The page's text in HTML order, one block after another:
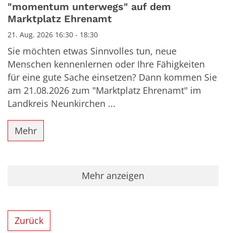
"momentum unterwegs" auf dem
Marktplatz Ehrenamt
21. Aug. 2026 16:30 - 18:30
Sie möchten etwas Sinnvolles tun, neue
Menschen kennenlernen oder Ihre Fähigkeiten
für eine gute Sache einsetzen? Dann kommen Sie
am 21.08.2026 zum "Marktplatz Ehrenamt" im
Landkreis Neunkirchen ...
Mehr
Mehr anzeigen
Zurück